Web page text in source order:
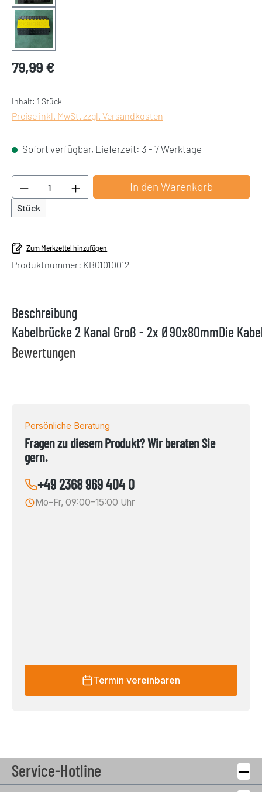
Regulärer Preis:
79,99 €
Inhalt: 1 Stück
Preise inkl. MwSt. zzgl. Versandkosten
Sofort verfügbar, Lieferzeit: 3 - 7 Werktage
Produkt Anzahl: Gib den gewünschten Wert
Stück
In den Warenkorb
Zum Merkzettel hinzufügen
Produktnummer: KB01010012
Beschreibung
Kabelbrücke 2 Kanal Groß - 2x Ø90x80mmDie
Bewertungen
Persönliche Beratung
Fragen zu diesem Produkt? Wir beraten Sie
gern.
+49 2368 969 404 0
Mo–Fr, 09:00–15:00 Uhr
Termin vereinbaren
Service-Hotline